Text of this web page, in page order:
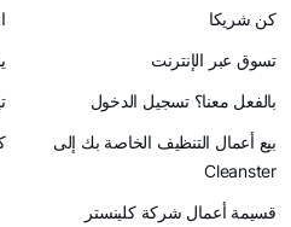
كن شريكا
تسوق عبر الإنترنت
بالفعل معنا؟ تسجيل الدخول
بيع أعمال التنظيف الخاصة بك إلى
Cleanster
قسيمة أعمال شركة كلينستر